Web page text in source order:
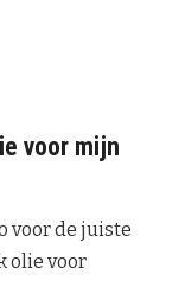
voor mijn
voor de juiste
olie voor